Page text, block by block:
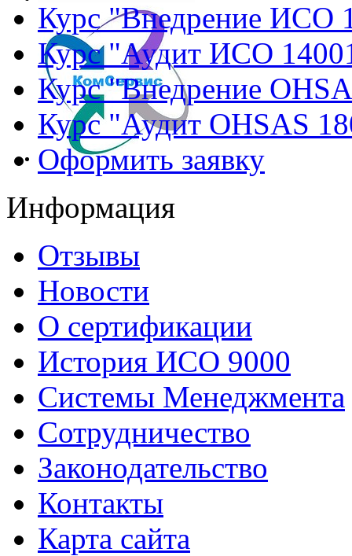
Курс "Внедрение ИСО
Курс "Аудит ИСО
Курс "Внедрение
Курс "Аудит OHSAS
Оформить заявку
Информация
Отзывы
Новости
О сертификации
История ИСО 9000
Системы Менеджмента
Сотрудничество
Законодательство
Контакты
Карта сайта